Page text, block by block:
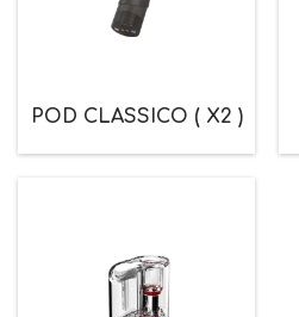
POD CLASSICO ( X2 )